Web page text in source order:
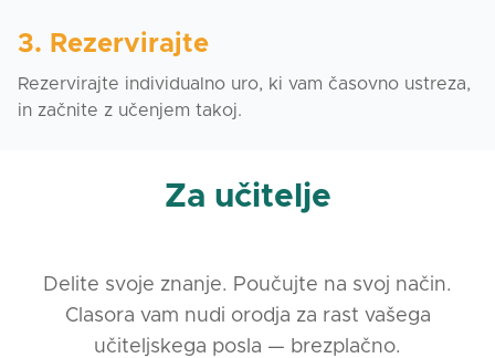
3. Rezervirajte
Rezervirajte individualno uro, ki vam časovno ustreza,
in začnite z učenjem takoj.
Za učitelje
Delite svoje znanje. Poučujte na svoj način.
Clasora vam nudi orodja za rast vašega
učiteljskega posla — brezplačno.